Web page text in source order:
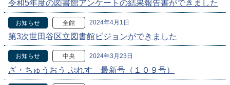
令和5年度の図書館アンケートの結果報告書ができました
お知らせ 全館 2024年4月1日
第3次世田谷区立図書館ビジョンができました
お知らせ 中央 2024年3月23日
ざ・ちゅうおう ぷれす 最新号（１０９号）